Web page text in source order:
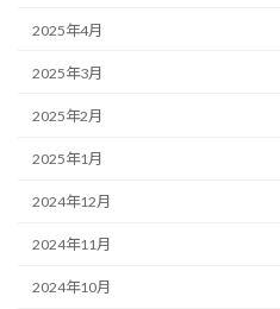
2025年4月
2025年3月
2025年2月
2025年1月
2024年12月
2024年11月
2024年10月